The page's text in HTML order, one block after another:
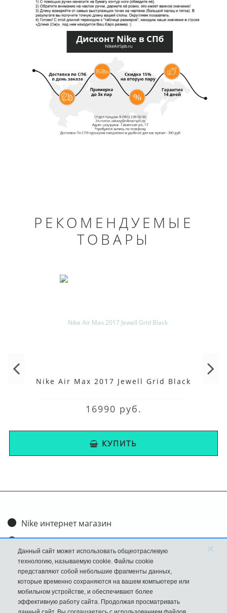
РЕКОМЕНДУЕМЫЕ
ТОВАРЫ
Nike Air Max 2017 Jewell Grid Black
16990 руб.
КУПИТЬ
Nike интернет магазин
Доставка и оплата
Обмен и возврат
Размеры
FAQ
Данный сайт может использовать общеотраслевую
технологию, называемую cookie. Файлы cookie
представляют собой небольшие фрагменты данных,
которые временно сохраняются на вашем компьютере или
мобильном устройстве, и обеспечивают более
эффективную работу сайта. Продолжая просматривать
×